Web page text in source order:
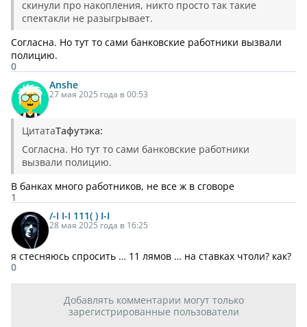
скинули про накопления, никто просто так такие
спектакли не разыгрывает.
Согласна. Но тут то сами банковские работники вызвали
полицию.
0
Anshe
27 мая 2025 года в 00:53
ЦитатаТафутэка:
Согласна. Но тут то сами банковские работники
вызвали полицию.
В банках много работников, не все ж в сговоре
1
/-I I-I 111( ) I-I
28 мая 2025 года в 16:25
я стесняюсь спросить … 11 лямов … на ставках чтоли? как?
0
Добавлять комментарии могут только
зарегистрированные пользователи